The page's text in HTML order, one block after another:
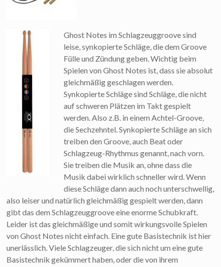
Ghost Notes im Schlagzeuggroove sind
leise, synkopierte Schläge, die dem Groove
Fülle und Zündung geben. Wichtig beim
Spielen von Ghost Notes ist, dass sie absolut
gleichmäßig geschlagen werden.
Synkopierte Schläge sind Schläge, die nicht
auf schweren Plätzen im Takt gespielt
werden. Also z.B. in einem Achtel-Groove,
die Sechzehntel. Synkopierte Schläge an sich
treiben den Groove, auch Beat oder
Schlagzeug-Rhythmus genannt, nach vorn.
Sie treiben die Musik an, ohne dass die
Musik dabei wirklich schneller wird. Wenn
diese Schläge dann auch noch unterschwellig,
also leiser und natürlich gleichmäßig gespielt werden, dann
gibt das dem Schlagzeuggroove eine enorme Schubkraft.
Leider ist das gleichmäßige und somit wirkungsvolle Spielen
von Ghost Notes nicht einfach. Eine gute Basistechnik ist hier
unerlässlich. Viele Schlagzeuger, die sich nicht um eine gute
Basistechnik gekümmert haben, oder die von ihrem